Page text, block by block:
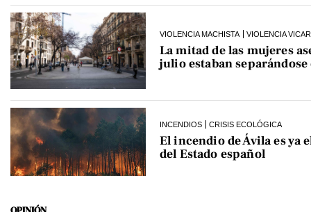
VIOLENCIA MACHISTA VIOLENCIA
La mitad de las mujeres
julio estaban separándose
INCENDIOS CRISIS ECOLÓGICA
El incendio de Ávila es ya
del Estado español